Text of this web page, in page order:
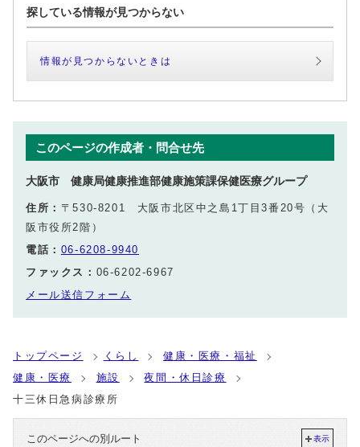
探している情報が見つからない
情報が見つからないときは
このページの作成者・問合せ先
大阪市 健康局健康推進部健康施策課保健医療グループ
住所： 〒530-8201 大阪市北区中之島1丁目3番20号（大
阪市役所2階）
電話： 06-6208-9940
ファックス： 06-6202-6967
メール送信フォーム
トップページ くらし
健康・医療・福祉
健康・医療
施設
夜間・休日診療
十三休日急病診療所
このページへの別ルート 表示